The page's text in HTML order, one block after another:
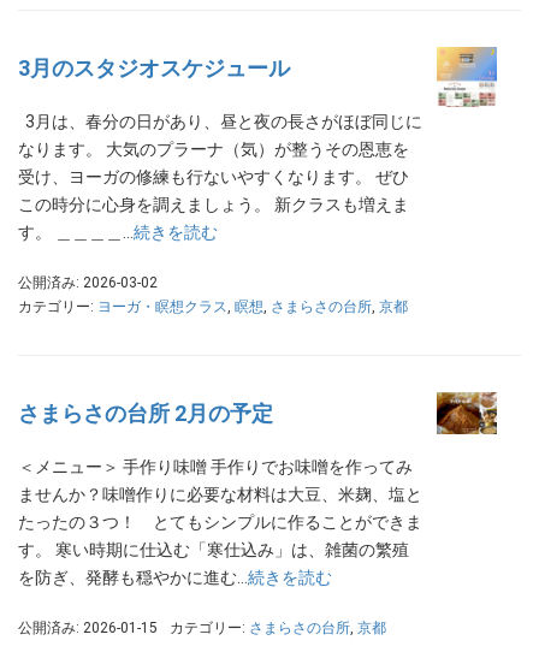
3月のスタジオスケジュール
3月は、春分の日があり、昼と夜の長さがほぼ同じに
なります。 大気のプラーナ（気）が整うその恩恵を
受け、ヨーガの修練も行ないやすくなります。 ぜひ
この時分に心身を調えましょう。 新クラスも増えま
す。 ＿＿＿＿… 続きを読む
公開済み: 2026-03-02
カテゴリー: ヨーガ・瞑想クラス, 瞑想, さまらさの台所, 京都
さまらさの台所 2月の予定
＜メニュー＞ 手作り味噌 手作りでお味噌を作ってみ
ませんか？味噌作りに必要な材料は大豆、米麹、塩と
たったの３つ！ とてもシンプルに作ることができま
す。 寒い時期に仕込む「寒仕込み」は、雑菌の繁殖
を防ぎ、発酵も穏やかに進む… 続きを読む
公開済み: 2026-01-15 カテゴリー: さまらさの台所, 京都